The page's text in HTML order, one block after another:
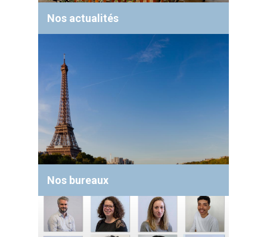
Nos actualités
Nos bureaux